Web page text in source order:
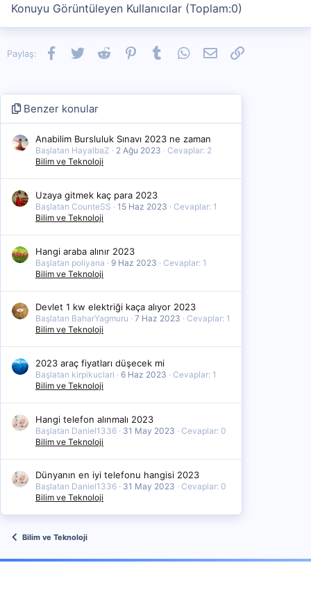
Konuyu Görüntüleyen Kullanıcılar (Toplam:0)
Paylaş: Facebook
TwitterReddit PinterestTumblrWhatsApp
E-postaLink
Benzer konular
Anabilim Bursluluk Sınavı 2023 ne zaman
Başlatan HayalbaZ 2 Ağu 2023
Cevaplar: 2
Bilim ve Teknoloji
Uzaya gitmek kaç para 2023
Başlatan CounteSS 15 Haz 2023
Cevaplar: 1
Bilim ve Teknoloji
Hangi araba alınır 2023
Başlatan poliyana 9 Haz 2023
Cevaplar: 1
Bilim ve Teknoloji
Devlet 1 kw elektriği kaça alıyor 2023
Başlatan BaharYagmuru 7 Haz 2023
Cevaplar: 1
Bilim ve Teknoloji
2023 araç fiyatları düşecek mi
Başlatan kirpikuclari 6 Haz 2023
Cevaplar: 1
Bilim ve Teknoloji
Hangi telefon alınmalı 2023
Başlatan Daniel1336 31 May 2023
Cevaplar: 0
Bilim ve Teknoloji
Dünyanın en iyi telefonu hangisi 2023
Başlatan Daniel1336 31 May 2023
Cevaplar: 0
Bilim ve Teknoloji
Bilim ve Teknoloji